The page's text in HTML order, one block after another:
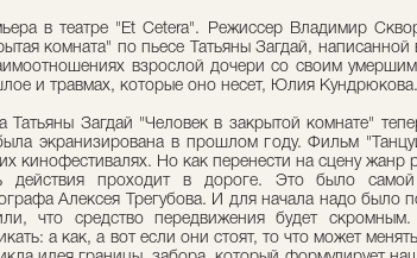
в театре "Et Cetera". Режиссер Владимир
комната" по пьесе Татьяны Загдай,
взрослой дочери со своим
и травмах, которые оно несет, Юлия Кундрюкова.
Татьяны Загдай "Человек в закрытой комнате"
экранизирована в прошлом году. Фильм
кинофестивалях. Но как перенести на сцену жанр
действия проходит в дороге. Это было
Алексея Трегубова. И для начала надо было
что средство передвижения будет
а как, а вот если они стоят, то что может